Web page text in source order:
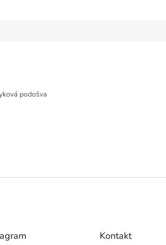
podošva
Kontakt